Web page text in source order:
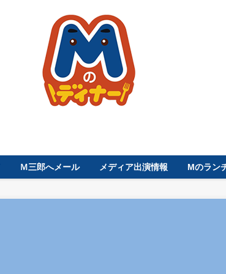
Ｍ三郎へメール メディア出演情報 Mのラン